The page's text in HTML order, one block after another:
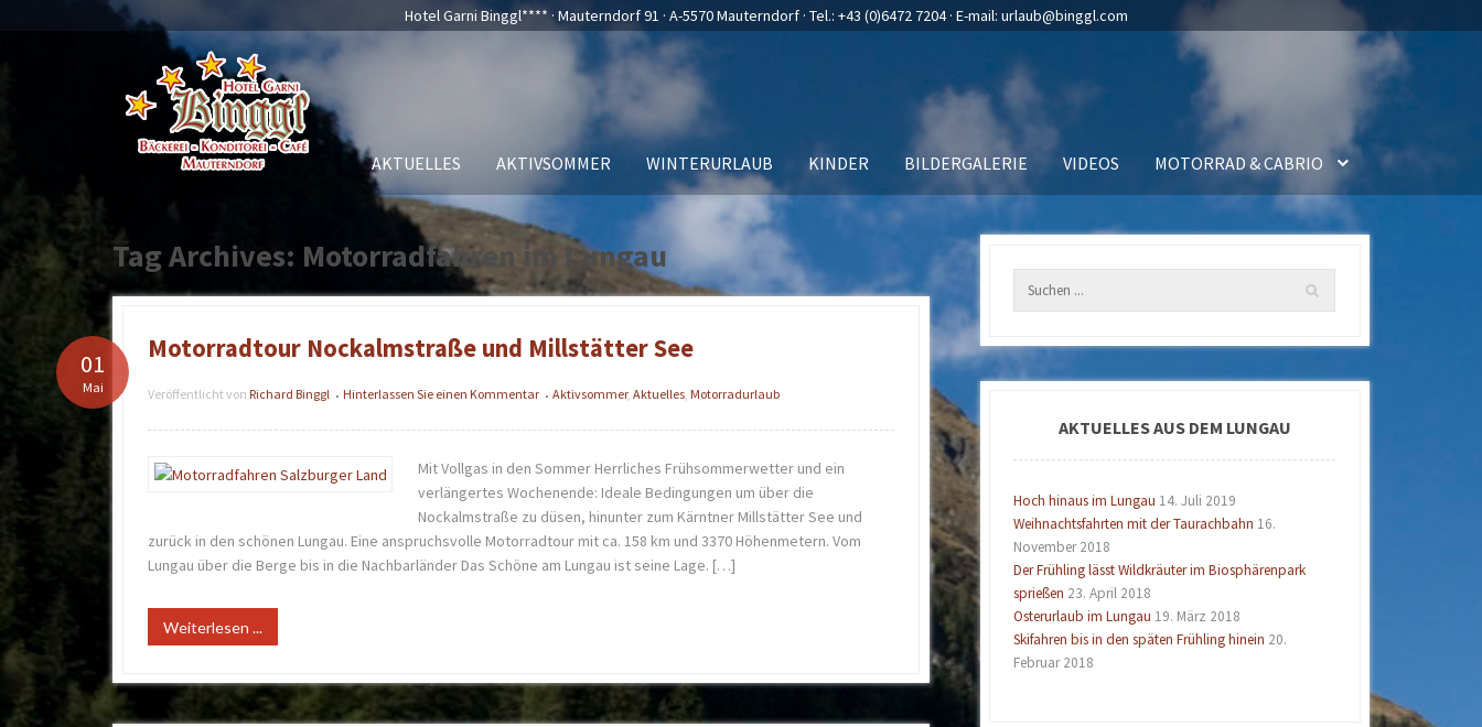
Hotel Garni Binggl**** · Mauterndorf 91 · A-5570 Mauterndorf · Tel.: +43 (0)6472 7204· E-mail: urlaub@binggl.com
AKTUELLES AKTIVSOMMER WINTERURLAUB KINDER BILDERGALERIE VIDEOS MOTORRAD & CABRIO
Tag Archives: Motorradfahren im Lungau
Motorradtour Nockalmstraße und Millstätter See
Veröffentlicht von Richard Binggl • Hinterlassen Sie einen Kommentar • Aktivsommer, Aktuelles, Motorradurlaub
01
Mai
Mit Vollgas in den Sommer Herrliches Frühsommerwetter und ein
verlängertes Wochenende: Ideale Bedingungen um über die
Nockalmstraße zu düsen, hinunter zum Kärntner Millstätter See und
zurück in den schönen Lungau. Eine anspruchsvolle Motorradtour mit ca. 158 km und 3370 Höhenmetern. Vom
Lungau über die Berge bis in die Nachbarländer Das Schöne am Lungau ist seine Lage. […]
Weiterlesen ...
AKTUELLES AUS DEM LUNGAU
Hoch hinaus im Lungau 14. Juli 2019
Weihnachtsfahrten mit der Taurachbahn 16.
November 2018
Der Frühling lässt Wildkräuter im Biosphärenpark
sprießen 23. April 2018
Osterurlaub im Lungau 19. März 2018
Skifahren bis in den späten Frühling hinein 20.
Februar 2018